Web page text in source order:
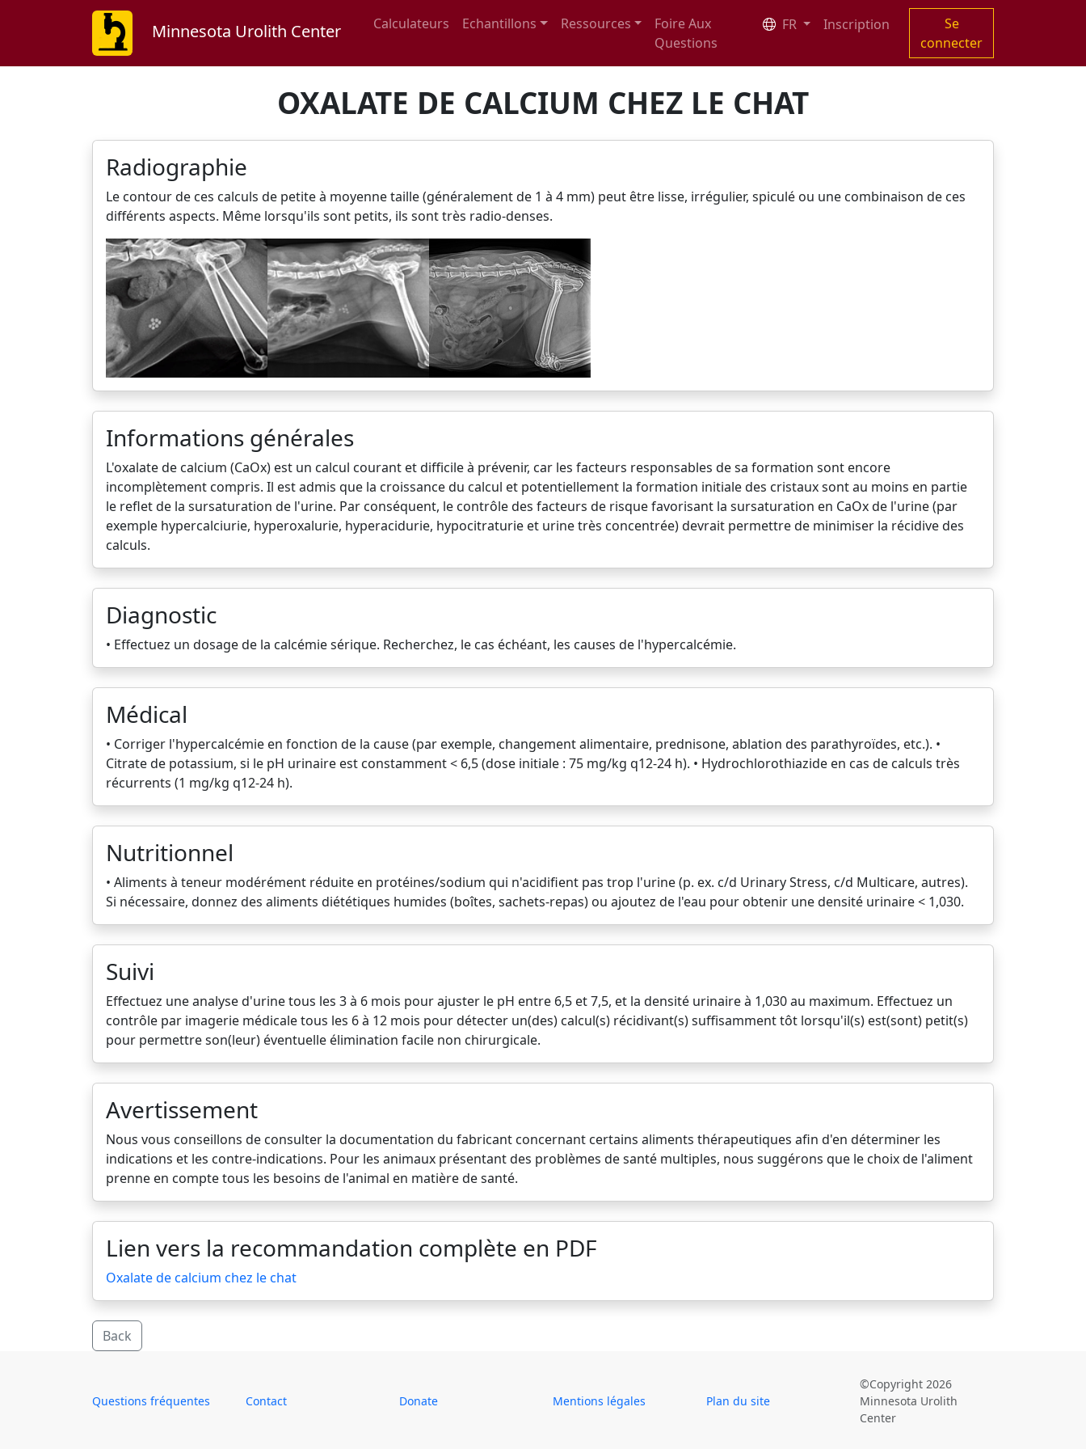
Minnesota Urolith Center Calculateurs Echantillons Ressources
Foire Aux
Questions
FR Inscription
Se
connecter
OXALATE DE CALCIUM CHEZ LE CHAT
Radiographie
Le contour de ces calculs de petite à moyenne taille (généralement de 1 à 4 mm) peut être lisse, irrégulier, spiculé ou une combinaison de ces
différents aspects. Même lorsqu'ils sont petits, ils sont très radio-denses.
Informations générales
L'oxalate de calcium (CaOx) est un calcul courant et difficile à prévenir, car les facteurs responsables de sa formation sont encore
incomplètement compris. Il est admis que la croissance du calcul et potentiellement la formation initiale des cristaux sont au moins en partie
le reflet de la sursaturation de l'urine. Par conséquent, le contrôle des facteurs de risque favorisant la sursaturation en CaOx de l'urine (par
exemple hypercalciurie, hyperoxalurie, hyperacidurie, hypocitraturie et urine très concentrée) devrait permettre de minimiser la récidive des
calculs.
Diagnostic
• Effectuez un dosage de la calcémie sérique. Recherchez, le cas échéant, les causes de l'hypercalcémie.
Médical
• Corriger l'hypercalcémie en fonction de la cause (par exemple, changement alimentaire, prednisone, ablation des parathyroïdes, etc.). •
Citrate de potassium, si le pH urinaire est constamment < 6,5 (dose initiale : 75 mg/kg q12-24 h). • Hydrochlorothiazide en cas de calculs très
récurrents (1 mg/kg q12-24 h).
Nutritionnel
• Aliments à teneur modérément réduite en protéines/sodium qui n'acidifient pas trop l'urine (p. ex. c/d Urinary Stress, c/d Multicare, autres).
Si nécessaire, donnez des aliments diététiques humides (boîtes, sachets-repas) ou ajoutez de l'eau pour obtenir une densité urinaire < 1,030.
Suivi
Effectuez une analyse d'urine tous les 3 à 6 mois pour ajuster le pH entre 6,5 et 7,5, et la densité urinaire à 1,030 au maximum. Effectuez un
contrôle par imagerie médicale tous les 6 à 12 mois pour détecter un(des) calcul(s) récidivant(s) suffisamment tôt lorsqu'il(s) est(sont) petit(s)
pour permettre son(leur) éventuelle élimination facile non chirurgicale.
Avertissement
Nous vous conseillons de consulter la documentation du fabricant concernant certains aliments thérapeutiques afin d'en déterminer les
indications et les contre-indications. Pour les animaux présentant des problèmes de santé multiples, nous suggérons que le choix de l'aliment
prenne en compte tous les besoins de l'animal en matière de santé.
Lien vers la recommandation complète en PDF
Oxalate de calcium chez le chat
Back
Questions fréquentes Contact Donate Mentions légales Plan du site
©Copyright 2026
Minnesota Urolith
Center